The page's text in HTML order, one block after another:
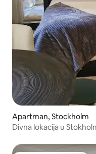
Apartman, Stockholm
Divna lokacija u